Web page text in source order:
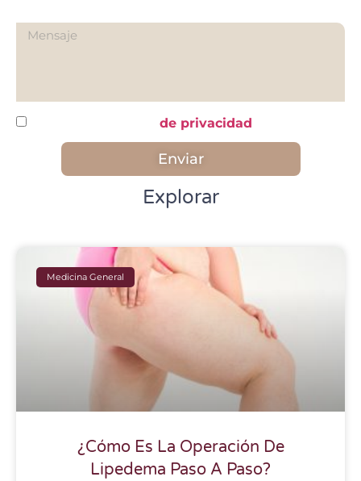
de privacidad
Enviar
Explorar
Medicina General
¿Cómo Es La Operación De
Lipedema Paso A Paso?